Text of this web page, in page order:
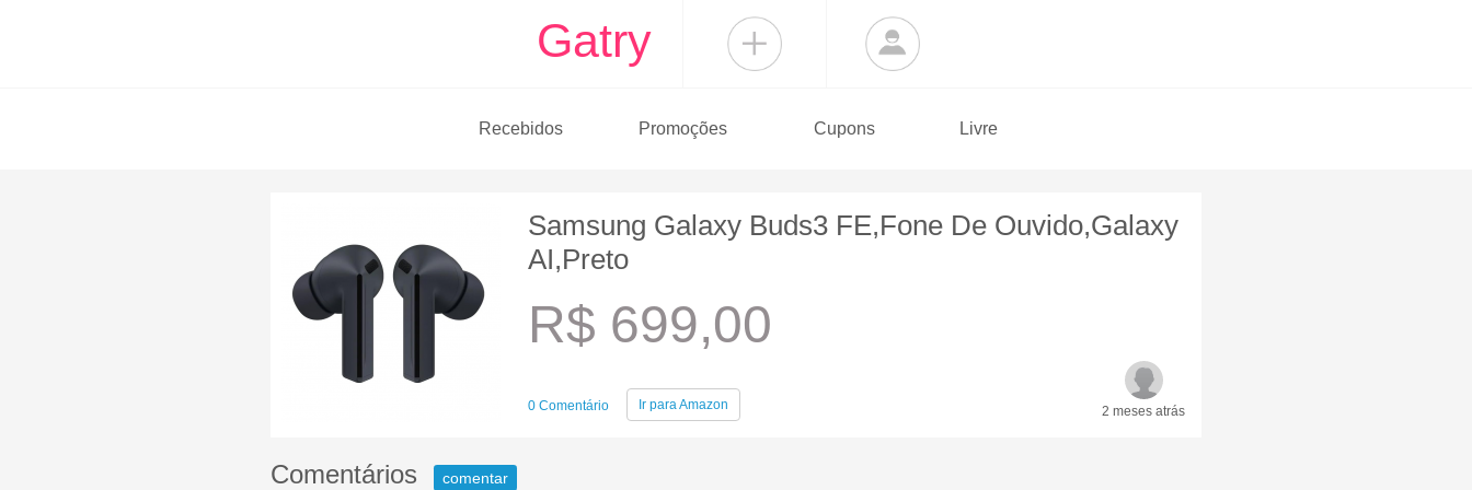
Gatry
Recebidos Promoções Cupons Livre
Samsung Galaxy Buds3 FE,Fone De Ouvido,Galaxy
AI,Preto
R$ 699,00
0 Comentário Ir paraAmazon 2 meses atrás
Comentários comentar